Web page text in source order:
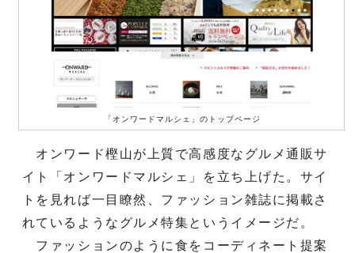
「オンワードマルシェ」のトップページ
オンワード樫山が上質で高感度なグルメ通販サ
イト「オンワードマルシェ」を立ち上げた。サイ
トを見れば一目瞭然、ファッション雑誌に掲載さ
れているようなグルメ特集というイメージだ。
ファッションのように食をコーディネート提案